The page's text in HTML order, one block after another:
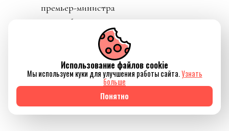
соратников Инфантино,
человек из Goldman
Sachs, подал в отставку.
Карлос подчеркнул, что
ничего не знал о плане и
что план приватизации
футбола вреден и
должен быть отвергнут.
Использование файлов cookie
Мы используем куки для улучшения работы сайта.Узнать
больше
Понятно